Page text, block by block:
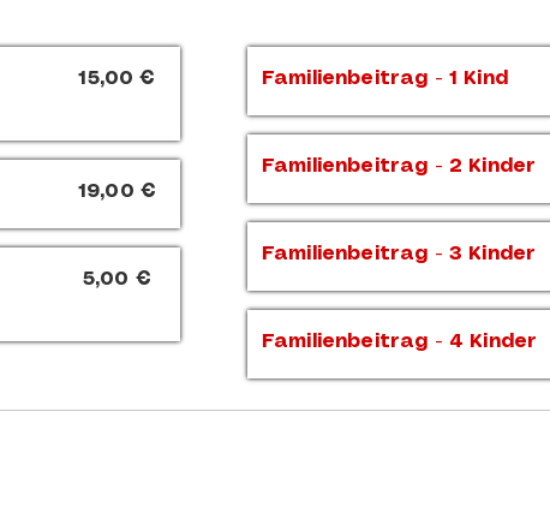
Familienbeitrag - 1 Kind
Familienbeitrag - 2 Kinder
Familienbeitrag - 3 Kinder
Familienbeitrag - 4 Kinder
15,00 €
19,00 €
5,00 €